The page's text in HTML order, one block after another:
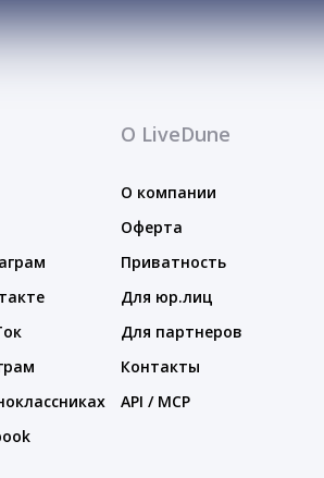
О LiveDune
О компании
Оферта
Приватность
Для юр.лиц
Для партнеров
Контакты
API / MCP